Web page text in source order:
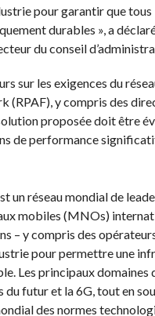
pour garantir que tous
durables », a
du conseil
sur les exigences du
(RPAF), y compris des
proposée doit être
de performance
réseau mondial de
mobiles (MNOs)
– y compris des
pour permettre une
Les principaux domaines
futur et la 6G, tout en
des normes